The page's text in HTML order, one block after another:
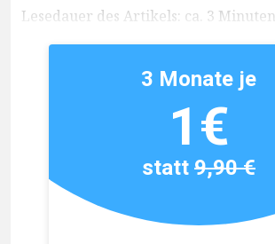
Lesedauer des Artikels: ca. 3 Minuten
3 Monate je
1€
statt9,90 €